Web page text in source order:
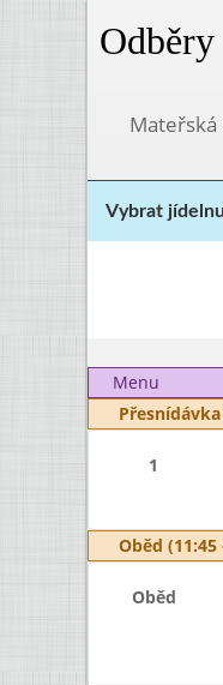
Odběry
Mateřská
Vybrat jídelnu
Menu
1
Oběd (11:45
Oběd